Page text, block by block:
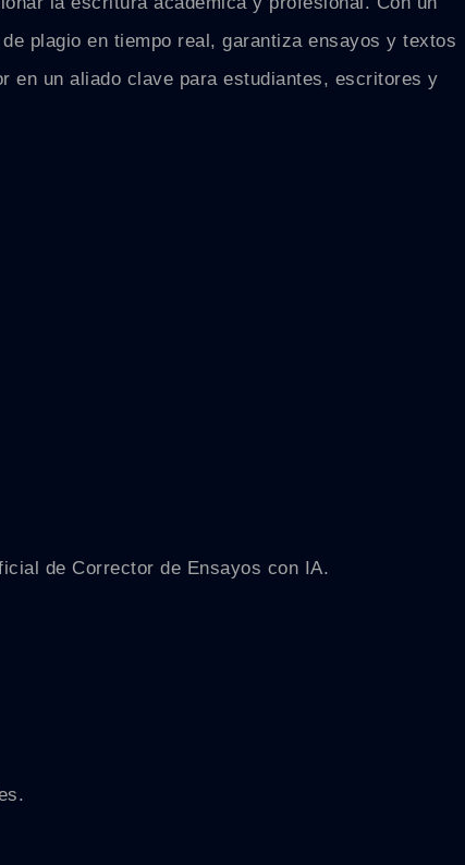
plagio en tiempo real, garantiza ensayos y textos
en un aliado clave para estudiantes, escritores y
de Corrector de Ensayos con IA.